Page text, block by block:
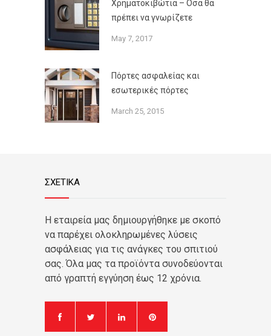
Χρηματοκιβώτια – Όσα θα
πρέπει να γνωρίζετε
May 7, 2017
Πόρτες ασφαλείας και
εσωτερικές πόρτες
March 25, 2015
ΣΧΕΤΙΚΑ
Η εταιρεία μας δημιουργήθηκε με σκοπό
να παρέχει ολοκληρωμένες λύσεις
ασφάλειας για τις ανάγκες του σπιτιού
σας. Όλα μας τα προϊόντα συνοδεύονται
από γραπτή εγγύηση έως 12 χρόνια.